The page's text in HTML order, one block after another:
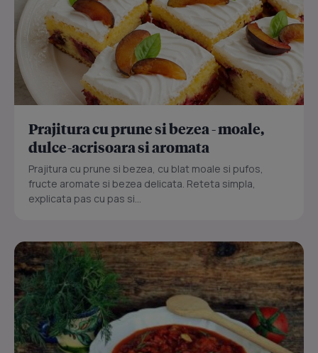
Prajitura cu prune si bezea - moale,
dulce-acrisoara si aromata
Prajitura cu prune si bezea, cu blat moale si pufos,
fructe aromate si bezea delicata. Reteta simpla,
explicata pas cu pas si...